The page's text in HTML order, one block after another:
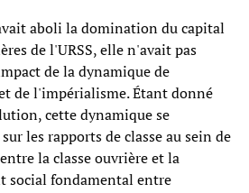
aboli la domination du capital
de l'URSS, elle n'avait pas
de la dynamique de
de l'impérialisme. Étant donné
cette dynamique se
les rapports de classe au sein de
la classe ouvrière et la
social fondamental entre